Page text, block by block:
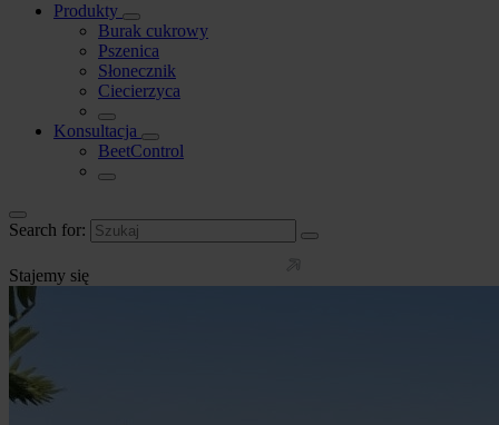
Produkty
Burak cukrowy
Pszenica
Słonecznik
Ciecierzyca
Konsultacja
BeetControl
Search for:
Stajemy się